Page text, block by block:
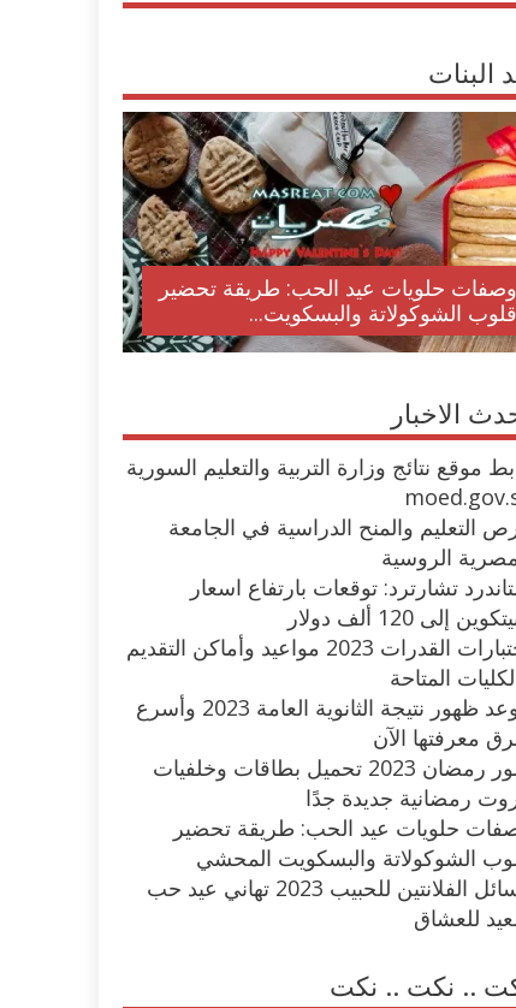
البنات
وصفات حلويات عيد الحب: طريقة تحضير
قلوب الشوكولاتة والبسكويت...
الاخبار
موقع نتائج وزارة التربية والتعليم السورية
التعليم والمنح الدراسية في الجامعة
الروسية
تشارترد: توقعات بارتفاع اسعار
إلى 120 ألف دولار
اختبارات القدرات 2023 مواعيد وأماكن التقديم
المتاحة
موعد ظهور نتيجة الثانوية العامة 2023 وأسرع
معرفتها الآن
صور رمضان 2023 تحميل بطاقات وخلفيات
رمضانية جديدة جدًا
حلويات عيد الحب: طريقة تحضير
الشوكولاتة والبسكويت المحشي
رسائل الفلانتين للحبيب 2023 تهاني عيد حب
للعشاق
.. نكت .. نكت